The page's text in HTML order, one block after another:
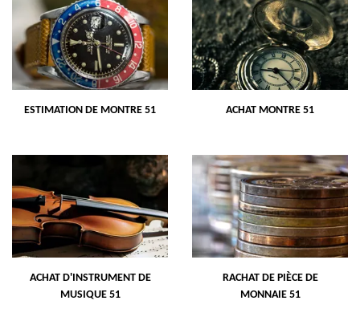
ESTIMATION DE MONTRE 51 ACHAT MONTRE 51
ACHAT D'INSTRUMENT DE
MUSIQUE 51
RACHAT DE PIÈCE DE
MONNAIE 51